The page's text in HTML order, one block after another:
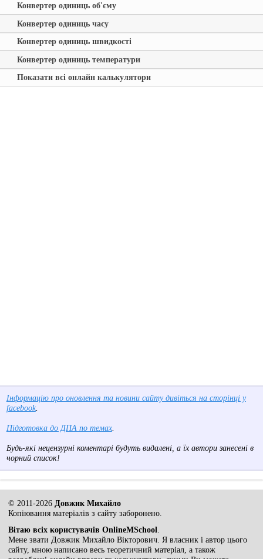
Конвертер одиниць об'єму
Конвертер одиниць часу
Конвертер одиниць швидкості
Конвертер одиниць температури
Показати всі онлайн калькулятори
Інформацію про оновлення та новини сайту дивіться на сторінці у
facebook.
Підготовка до ДПА по темах.
Будь-які нецензурні коментарі будуть видалені, а їх автори занесені в
чорний список!
© 2011-2026 Довжик Михайло
Копіювання матеріалів з сайту заборонено.
Вітаю всіх користувачів OnlineMSchool
Мене звати Довжик Михайло Вікторович. Я власник і автор цього
сайту, мною написано весь теоретичний матеріал, а також